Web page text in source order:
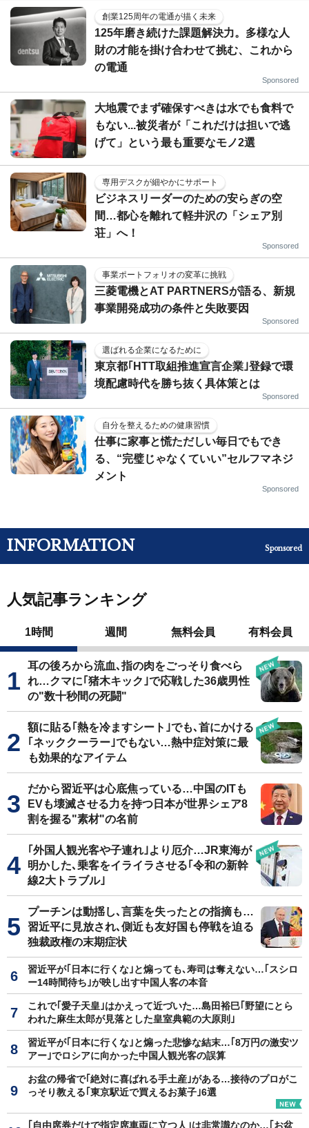
創業125周年の電通が描く未来
125年磨き続けた課題解決力。多様な人
財の才能を掛け合わせて挑む、これから
の電通
Sponsored
大地震でまず確保すべきは水でも食料で
もない...被災者が「これだけは担いで逃
げて」という最も重要なモノ2選
専用デスクが細やかにサポート
ビジネスリーダーのための安らぎの空
間…都心を離れて軽井沢の「シェア別
荘」へ！
Sponsored
事業ポートフォリオの変革に挑戦
三菱電機とAT PARTNERSが語る、新規
事業開発成功の条件と失敗要因
Sponsored
選ばれる企業になるために
東京都｢HTT取組推進宣言企業｣登録で環
境配慮時代を勝ち抜く具体策とは
Sponsored
自分を整えるための健康習慣
仕事に家事と慌ただしい毎日でもでき
る、“完璧じゃなくていい”セルフマネジ
メント
Sponsored
INFORMATION Sponsored
人気記事ランキング
1時間 週間 無料会員 有料会員
耳の後ろから流血､指の肉をごっそり食べら
れ…クマに｢猪木キック｣で応戦した36歳男性
の"数十秒間の死闘"
額に貼る｢熱を冷ますシート｣でも､首にかける
｢ネッククーラー｣でもない…熱中症対策に最
も効果的なアイテム
だから習近平は心底焦っている…中国のITも
EVも壊滅させる力を持つ日本が世界シェア8
割を握る"素材"の名前
｢外国人観光客や子連れ｣より厄介…JR東海が
明かした､乗客をイライラさせる｢令和の新幹
線2大トラブル｣
プーチンは動揺し､言葉を失ったとの指摘も…
習近平に見放され､側近も友好国も停戦を迫る
独裁政権の末期症状
習近平が｢日本に行くな｣と煽っても､寿司は奪えない…｢スシロ
ー14時間待ち｣が映し出す中国人客の本音
これで｢愛子天皇｣はかえって近づいた…島田裕巳｢野望にとら
われた麻生太郎が見落とした皇室典範の大原則｣
習近平が｢日本に行くな｣と煽った悲惨な結末…｢8万円の激安ツ
アー｣でロシアに向かった中国人観光客の誤算
お盆の帰省で｢絶対に喜ばれる手土産｣がある…接待のプロがこ
っそり教える｢東京駅近で買えるお菓子｣6選
｢自由席券だけで指定席車両に立つ人｣は非常識なのか…｢お盆